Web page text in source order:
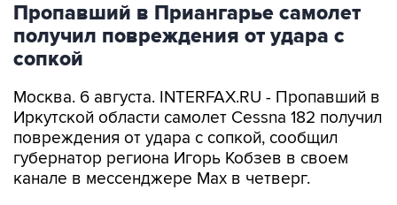
Пропавший в Приангарье самолет
получил повреждения от удара с
сопкой
Москва. 6 августа. INTERFAX.RU - Пропавший в
Иркутской области самолет Cessna 182 получил
повреждения от удара с сопкой, сообщил
губернатор региона Игорь Кобзев в своем
канале в мессенджере Мах в четверг.